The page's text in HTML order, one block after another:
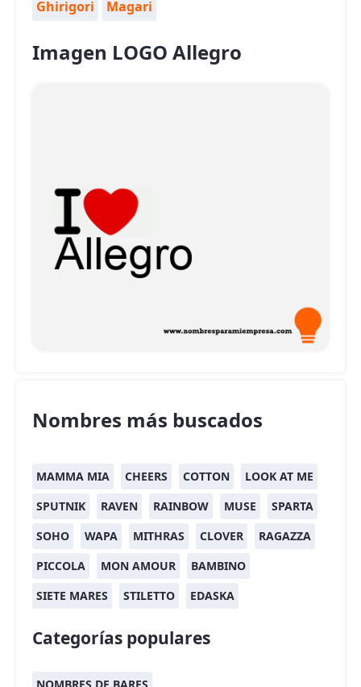
Ghirigori
Magari
Imagen LOGO Allegro
Nombres más buscados
MAMMA MIA CHEERS COTTON
LOOK AT ME
SPUTNIK
RAVEN RAINBOW MUSE
SPARTA
SOHO
WAPA MITHRAS CLOVER
RAGAZZA
PICCOLA
MON AMOUR
BAMBINO
SIETE MARES
STILETTO EDASKA
Categorías populares